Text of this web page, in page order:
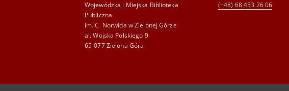
Wojewódzka i Miejska Biblioteka
Publiczna
im. C. Norwida w Zielonej Górze
al. Wojska Polskiego 9
65-077 Zielona Góra
(+48) 68 453 26 06